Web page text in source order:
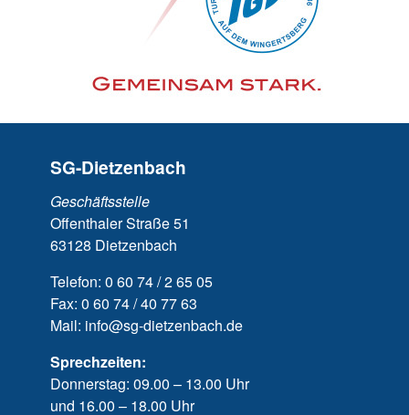
SG-Dietzenbach
Geschäftsstelle
Offenthaler Straße 51
63128 Dietzenbach
Telefon: 0 60 74 / 2 65 05
Fax: 0 60 74 / 40 77 63
Mail: info@sg-dietzenbach.de
Sprechzeiten:
Donnerstag: 09.00 – 13.00 Uhr
und 16.00 – 18.00 Uhr